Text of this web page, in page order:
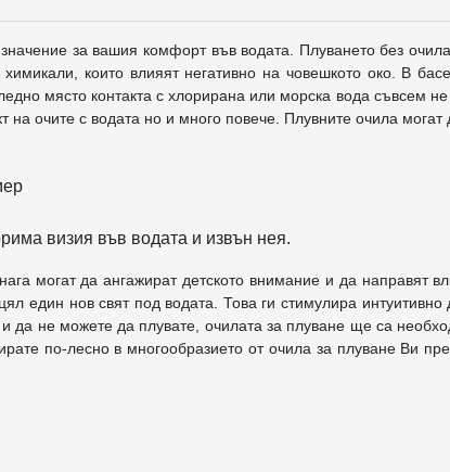
за вашия комфорт във водата. Плуването без
които влияят негативно на човешкото око. В
място контакта с хлорирана или морска вода съвсем
очите с водата но и много повече. Плувните очила могат
визия във водата и извън нея.
могат да ангажират детското внимание и да направят
един нов свят под водата. Това ги стимулира интуитивно
да не можете да плувате, очилата за плуване ще са
по-лесно в многообразието от очила за плуване Ви